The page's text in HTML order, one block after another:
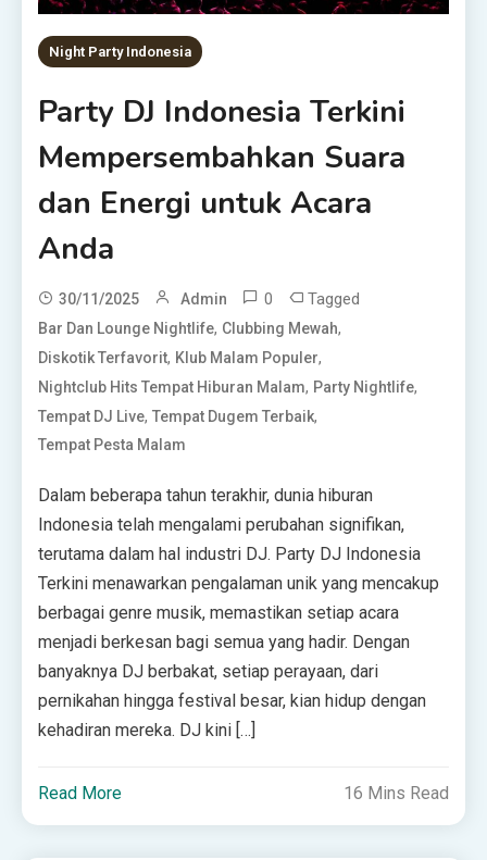
Night Party Indonesia
Party DJ Indonesia Terkini
Mempersembahkan Suara
dan Energi untuk Acara
Anda
30/11/2025 Admin 0 Tagged
Bar Dan Lounge Nightlife, Clubbing Mewah,
Diskotik Terfavorit, Klub Malam Populer,
Nightclub Hits Tempat Hiburan Malam, Party Nightlife,
Tempat DJ Live,Tempat Dugem Terbaik,
Tempat Pesta Malam
Dalam beberapa tahun terakhir, dunia hiburan
Indonesia telah mengalami perubahan signifikan,
terutama dalam hal industri DJ. Party DJ Indonesia
Terkini menawarkan pengalaman unik yang mencakup
berbagai genre musik, memastikan setiap acara
menjadi berkesan bagi semua yang hadir. Dengan
banyaknya DJ berbakat, setiap perayaan, dari
pernikahan hingga festival besar, kian hidup dengan
kehadiran mereka. DJ kini […]
Read More 16 Mins Read